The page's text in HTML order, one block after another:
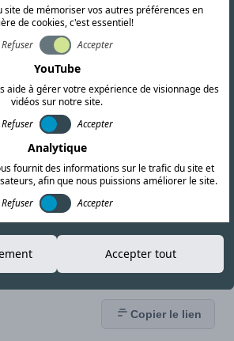
la campagne «
» de Pipal
en 2026 – un
deux fois plus
?
Copier le lien
site de mémoriser vos autres préférences en
de cookies, c'est essentiel!
Refuser
Accepter
YouTube
aide à gérer votre expérience de visionnage des
vidéos sur notre site.
Refuser
Accepter
Analytique
fournit des informations sur le trafic du site et
afin que nous puissions améliorer le site.
Refuser
Accepter
Accepter tout